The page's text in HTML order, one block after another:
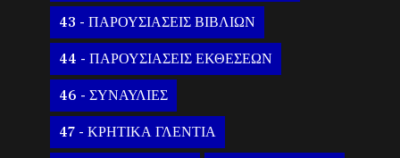
43 - ΠΑΡΟΥΣΙΑΣΕΙΣ ΒΙΒΛΙΩΝ
44 - ΠΑΡΟΥΣΙΑΣΕΙΣ ΕΚΘΕΣΕΩΝ
46 - ΣΥΝΑΥΛΙΕΣ
47 - ΚΡΗΤΙΚΑ ΓΛΕΝΤΙΑ